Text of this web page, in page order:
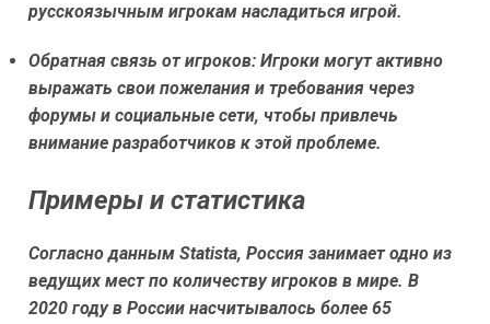
русскоязычным игрокам насладиться игрой.
Обратная связь от игроков: Игроки могут активно
выражать свои пожелания и требования через
форумы и социальные сети, чтобы привлечь
внимание разработчиков к этой проблеме.
Примеры и статистика
Согласно данным Statista, Россия занимает одно из
ведущих мест по количеству игроков в мире. В
2020 году в России насчитывалось более 65